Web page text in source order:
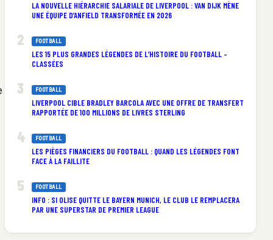
LA NOUVELLE HIÉRARCHIE SALARIALE DE LIVERPOOL : VAN DIJK MÈNE
UNE ÉQUIPE D’ANFIELD TRANSFORMÉE EN 2026
FOOTBALL
LES 15 PLUS GRANDES LÉGENDES DE L’HISTOIRE DU FOOTBALL –
CLASSÉES
FOOTBALL
LIVERPOOL CIBLE BRADLEY BARCOLA AVEC UNE OFFRE DE TRANSFERT
RAPPORTÉE DE 100 MILLIONS DE LIVRES STERLING
FOOTBALL
LES PIÈGES FINANCIERS DU FOOTBALL : QUAND LES LÉGENDES FONT
FACE À LA FAILLITE
FOOTBALL
INFO : SI OLISE QUITTE LE BAYERN MUNICH, LE CLUB LE REMPLACERA
PAR UNE SUPERSTAR DE PREMIER LEAGUE